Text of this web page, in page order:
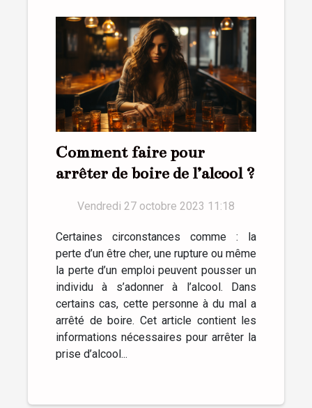
Comment faire pour
arrêter de boire de l’alcool ?
Vendredi 27 octobre 2023 11:18
Certaines circonstances comme : la
perte d’un être cher, une rupture ou même
la perte d’un emploi peuvent pousser un
individu à s’adonner à l’alcool. Dans
certains cas, cette personne à du mal a
arrêté de boire. Cet article contient les
informations nécessaires pour arrêter la
prise d’alcool...